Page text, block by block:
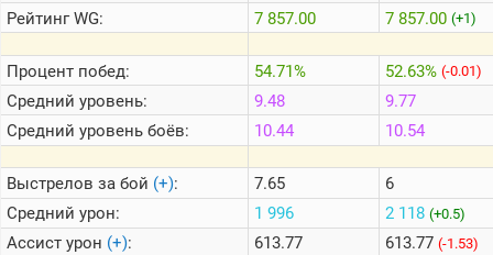
РейтингWG:
Процент побед:
Средний уровень:
Средний уровень боёв:
Выстрелов за бой (+):
Средний урон:
Ассист урон (+):
7 857.00
54.71%
9.48
10.44
7.65
1 996
613.77
7 857.00 (+1)
52.63% (-0.01)
9.77
10.54
6
2 118 (+0.5)
613.77 (-1.53)